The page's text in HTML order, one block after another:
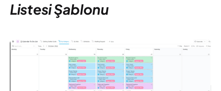
Listesi Şablonu